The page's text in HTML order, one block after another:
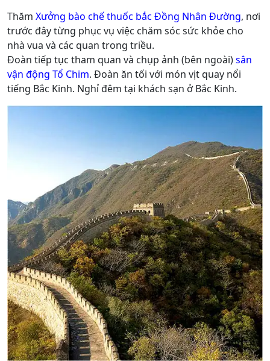
Thăm Xưởng bào chế thuốc bắc Đồng Nhân Đường, nơi
trước đây từng phục vụ việc chăm sóc sức khỏe cho
nhà vua và các quan trong triều.
Đoàn tiếp tục tham quan và chụp ảnh (bên ngoài)sân
vận động Tổ Chim. Đoàn ăn tối với món vịt quay nổi
tiếng Bắc Kinh. Nghỉ đêm tại khách sạn ở Bắc Kinh.